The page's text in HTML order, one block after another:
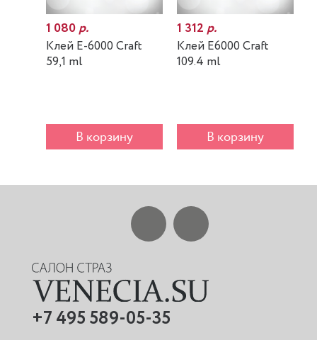
1 080р.
Клей E-6000 Craft
59,1 ml
В корзину
1 312р.
Клей E6000 Craft
109.4 ml
В корзину
+7 495 589-05-35